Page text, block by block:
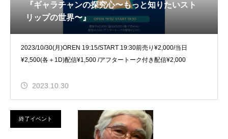
『ギャラチャンの探究心〜もっと知りたいスト
リップの世界〜』
2023/10/30(月)OREN 19:15/START 19:30前売り¥2,000/当日
¥2,500(各＋1D)配信¥1,500 /アフタートーク付き配信¥2,000
2023.10.30
終了イベント